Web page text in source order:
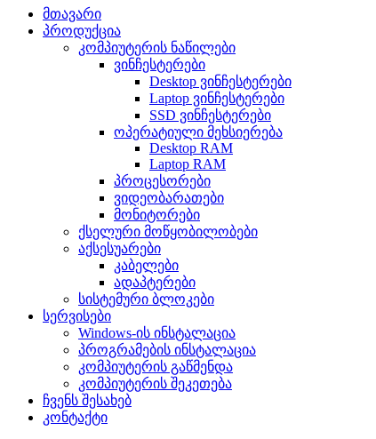
მთავარი
პროდუქცია
კომპიუტერის ნაწილები
ვინჩესტერები
Desktop ვინჩესტერები
Laptop ვინჩესტერები
SSD ვინჩესტერები
ოპერატიული მეხსიერება
Desktop RAM
Laptop RAM
პროცესორები
ვიდეობარათები
მონიტორები
ქსელური მოწყობილობები
აქსესუარები
კაბელები
ადაპტერები
სისტემური ბლოკები
სერვისები
Windows-ის ინსტალაცია
პროგრამების ინსტალაცია
კომპიუტერის გაწმენდა
კომპიუტერის შეკეთება
ჩვენს შესახებ
კონტაქტი